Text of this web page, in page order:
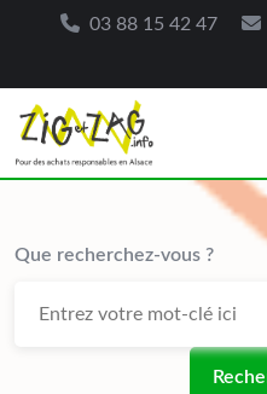
03 88 15 42 47
content
Que recherchez-vous ?